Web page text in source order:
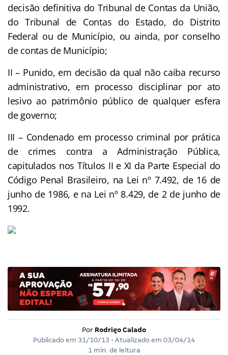
decisão definitiva do Tribunal de Contas da União,
do Tribunal de Contas do Estado, do Distrito
Federal ou de Município, ou ainda, por conselho
de contas de Município;
II – Punido, em decisão da qual não caiba recurso
administrativo, em processo disciplinar por ato
lesivo ao patrimônio público de qualquer esfera
de governo;
III – Condenado em processo criminal por prática
de crimes contra a Administração Pública,
capitulados nos Títulos II e XI da Parte Especial do
Código Penal Brasileiro, na Lei nº 7.492, de 16 de
junho de 1986, e na Lei nº 8.429, de 2 de junho de
1992.
Por Rodrigo Calado
Publicado em 31/10/13 • Atualizado em 03/04/14
1 min. de leitura